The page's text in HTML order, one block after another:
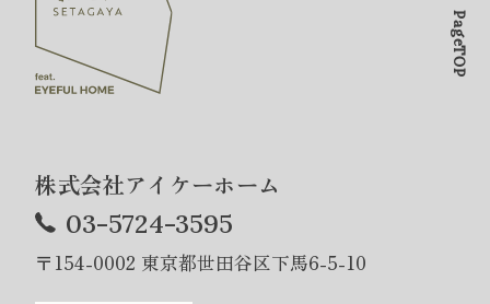
株式会社アイケーホーム
03-5724-3595
〒154-0002 東京都世田谷区下馬6-5-10
PageTOP